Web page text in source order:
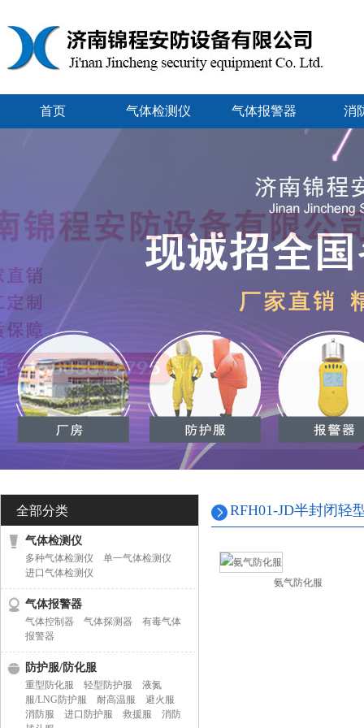
首页 气体检测仪 气体报警器 消
全部分类
气体检测仪
多种气体检测仪
单一气体检测仪
进口气体检测仪
气体报警器
气体控制器 气体探测器
有毒气体
报警器
防护服/防化服
重型防化服 轻型防护服
液氮
服/LNG防护服
耐高温服
避火服
消防服
进口防护服 救援服
消防
RFH01-JD半封闭轻
氨气防化服